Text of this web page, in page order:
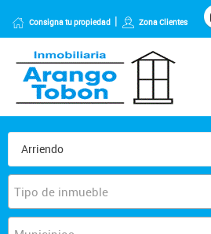
Consigna tu propiedad Zona Clientes
Tipo de inmueble